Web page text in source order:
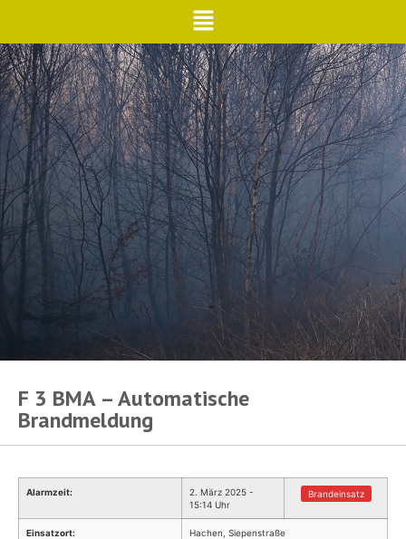
F 3 BMA – Automatische
Brandmeldung
Alarmzeit:
2. März 2025 -
15:14 Uhr
Brandeinsatz
Einsatzort: Hachen, Siepenstraße